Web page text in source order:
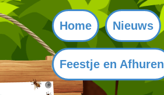
Home Nieuws
Feestje en Afhuren